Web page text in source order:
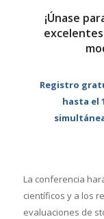
¡Únase
Registro
hasta el
La conferencia
científicos y a los
evaluaciones de